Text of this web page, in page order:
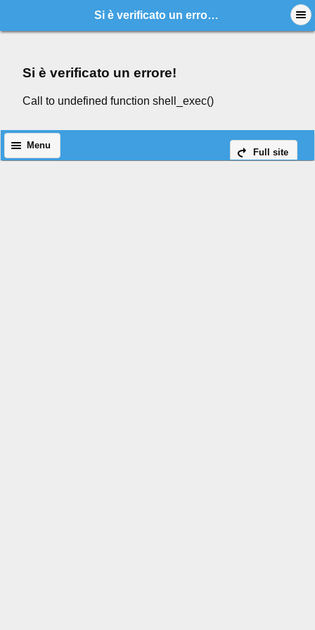
Si è verificato un errore!
Si è verificato un errore!
Call to undefined function shell_exec()
Full site
Menu